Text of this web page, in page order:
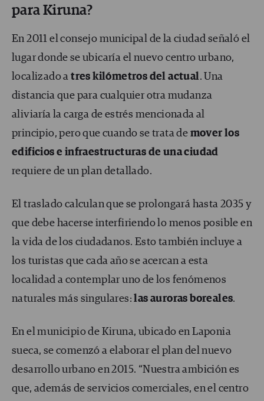
para Kiruna?
En 2011 el consejo municipal de la ciudad señaló el
lugar donde se ubicaría el nuevo centro urbano,
localizado atres kilómetros del actual. Una
distancia que para cualquier otra mudanza
aliviaría la carga de estrés mencionada al
principio, pero que cuando se trata de mover los
edificios e infraestructuras de una ciudad
requiere de un plan detallado.
El traslado calculan que se prolongará hasta 2035 y
que debe hacerse interfiriendo lo menos posible en
la vida de los ciudadanos. Esto también incluye a
los turistas que cada año se acercan a esta
localidad a contemplar uno de los fenómenos
naturales más singulares:las auroras boreales.
En el municipio de Kiruna, ubicado en Laponia
sueca, se comenzó a elaborar el plan del nuevo
desarrollo urbano en 2015. “Nuestra ambición es
que, además de servicios comerciales, en el centro